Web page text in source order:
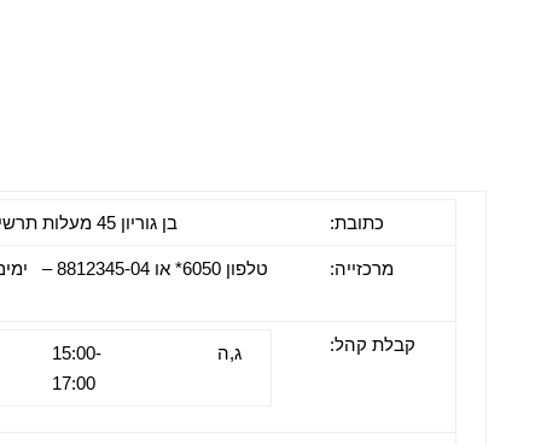
כתובת: בן גוריון 45 מעלות תרשיחא
מרכזייה: טלפון 6050*
קבלת קהל: ג,ה
15:00-
17:00